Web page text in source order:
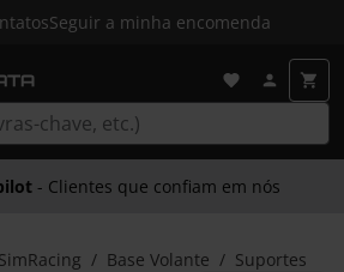
Seguir a minha encomenda
- Clientes que confiam em nós
SimRacing Base Volante Suportes